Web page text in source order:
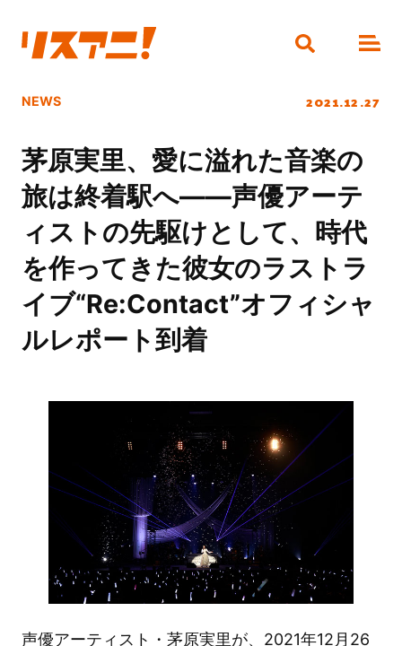
NEWS 2021.12.27
茅原実里、愛に溢れた音楽の
旅は終着駅へ――声優アーテ
ィストの先駆けとして、時代
を作ってきた彼女のラストラ
イブ“Re:Contact”オフィシャ
ルレポート到着
声優アーティスト・茅原実里が、2021年12月26